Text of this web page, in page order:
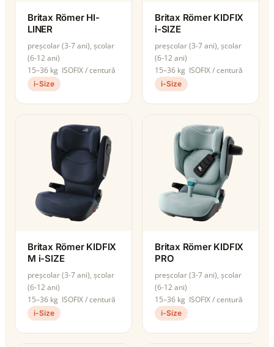
Britax Römer HI-
LINER
preșcolar (3-7 ani), școlar
(6-12 ani)
15–36 kg ISOFIX / centură
i-Size
Britax Römer KIDFIX
i-SIZE
preșcolar (3-7 ani), școlar
(6-12 ani)
15–36 kg ISOFIX / centură
i-Size
Britax Römer KIDFIX
M i-SIZE
preșcolar (3-7 ani), școlar
(6-12 ani)
15–36 kg ISOFIX / centură
i-Size
Britax Römer KIDFIX
PRO
preșcolar (3-7 ani), școlar
(6-12 ani)
15–36 kg ISOFIX / centură
i-Size